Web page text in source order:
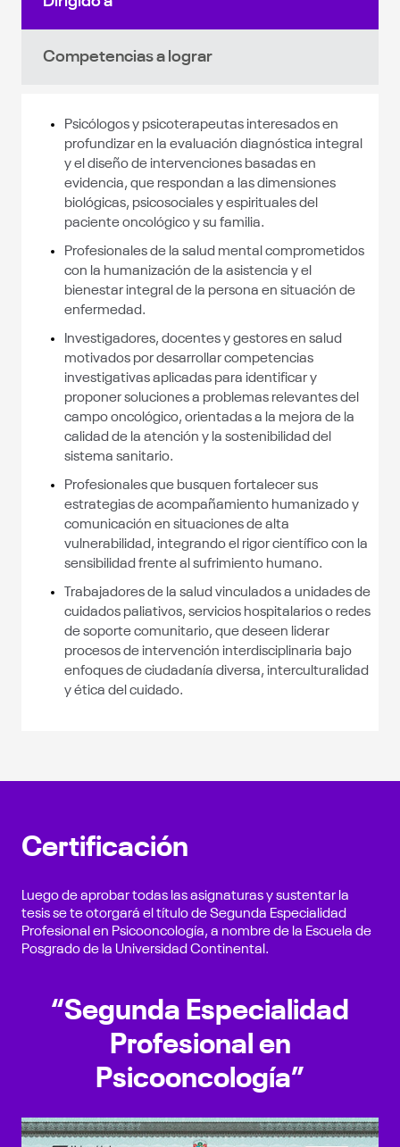
Competencias a lograr
Psicólogos y psicoterapeutas interesados en
profundizar en la evaluación diagnóstica integral
y el diseño de intervenciones basadas en
evidencia, que respondan a las dimensiones
biológicas, psicosociales y espirituales del
paciente oncológico y su familia.
Profesionales de la salud mental comprometidos
con la humanización de la asistencia y el
bienestar integral de la persona en situación de
enfermedad.
Investigadores, docentes y gestores en salud
motivados por desarrollar competencias
investigativas aplicadas para identificar y
proponer soluciones a problemas relevantes del
campo oncológico, orientadas a la mejora de la
calidad de la atención y la sostenibilidad del
sistema sanitario.
Profesionales que busquen fortalecer sus
estrategias de acompañamiento humanizado y
comunicación en situaciones de alta
vulnerabilidad, integrando el rigor científico con la
sensibilidad frente al sufrimiento humano.
Trabajadores de la salud vinculados a unidades de
cuidados paliativos, servicios hospitalarios o redes
de soporte comunitario, que deseen liderar
procesos de intervención interdisciplinaria bajo
enfoques de ciudadanía diversa, interculturalidad
y ética del cuidado.
Certificación
Luego de aprobar todas las asignaturas y sustentar la
tesis se te otorgará el título de Segunda Especialidad
Profesional en Psicooncología, a nombre de la Escuela de
Posgrado de la Universidad Continental.
“Segunda Especialidad
Profesional en
Psicooncología”